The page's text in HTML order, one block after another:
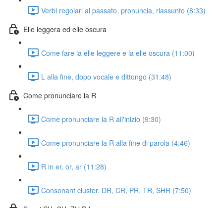
Verbi regolari al passato, pronuncia, riassunto (8:33)
Elle leggera ed elle oscura
Come fare la elle leggere e la elle oscura (11:00)
L alla fine, dopo vocale e dittongo (31:48)
Come pronunciare la R
Come pronunciare la R all'inizio (9:30)
Come pronunciare la R alla fine di parola (4:46)
R in er, or, ar (11:28)
Consonant cluster. DR, CR, PR, TR, SHR (7:50)